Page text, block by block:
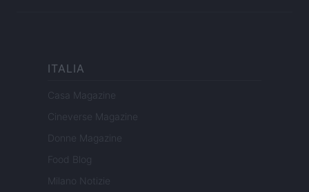
ITALIA
Casa Magazine
Cineverse Magazine
Donne Magazine
Food Blog
Milano Notizie